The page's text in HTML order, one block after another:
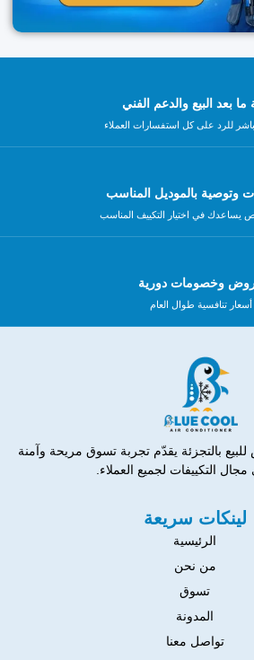
بعد البيع والدعم الفني
للرد على كل استفسارات العملاء
وتوصية بالموديل المناسب
يساعدك في اختيار التكييف المناسب
وخصومات دورية
أسعار تنافسية طوال العام
بالتجزئة يقدّم تجربة تسوق مريحة وآمنة
التكييفات لجميع العملاء.
لينكات سريعة
الرئيسية
من نحن
تسوق
المدونة
تواصل معنا